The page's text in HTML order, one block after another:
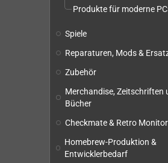
Produkte für moderne
Spiele
Reparaturen, Mods &
Zubehör
Merchandise, Zeitschriften
Bücher
Checkmate & Retro Monitor
Homebrew-Produktion &
Entwicklerbedarf